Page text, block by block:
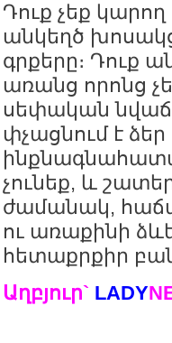
Դուք չեք
անկեղծ
գրքերը։ Դուք
առանց որոնց
սեփական
փչացնում է ձեր
չունեք, և
ժամանակ,
ու առաքինի
հետաքրքիր
Աղբյուր` LADY